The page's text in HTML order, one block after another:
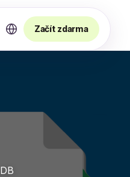
Začít zdarma